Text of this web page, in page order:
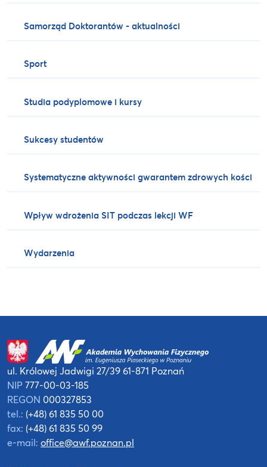
Samorząd Doktorantów - aktualności
Sport
Studia podyplomowe i kursy
Sukcesy studentów
Systematyczne aktywności gwarantem zdrowych kości
Wpływ wdrożenia SIT podczas lekcji WF
Wydarzenia
ul. Królowej Jadwigi 27/3961-871 Poznań
NIP 777-00-03-185
REGON 000327853
tel.: (+48) 61 835 50 00
fax: (+48) 61 835 50 99
e-mail: office@awf.poznan.pl